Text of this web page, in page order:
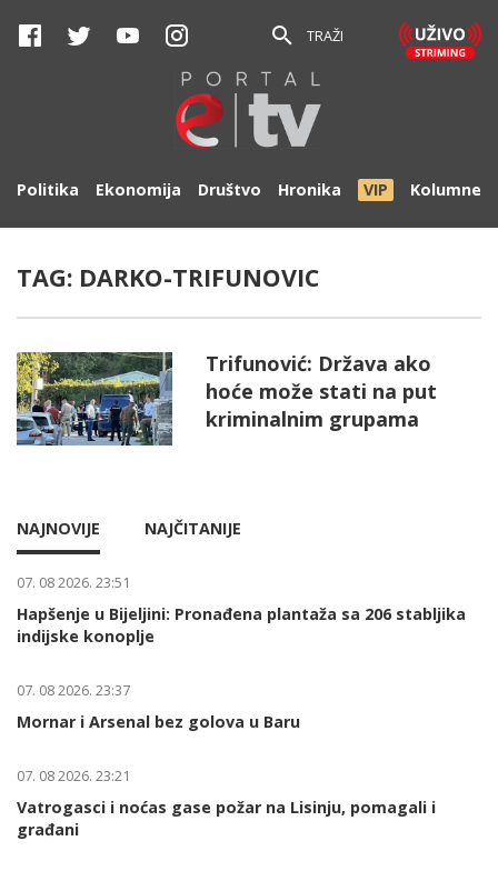
TRAŽI
Politika Ekonomija Društvo Hronika VIP Kolumne
TAG: DARKO-TRIFUNOVIC
Trifunović: Država ako
hoće može stati na put
kriminalnim grupama
NAJNOVIJE NAJČITANIJE
07. 08 2026. 23:51
Hapšenje u Bijeljini: Pronađena plantaža sa 206 stabljika
indijske konoplje
07. 08 2026. 23:37
Mornar i Arsenal bez golova u Baru
07. 08 2026. 23:21
Vatrogasci i noćas gase požar na Lisinju, pomagali i
građani